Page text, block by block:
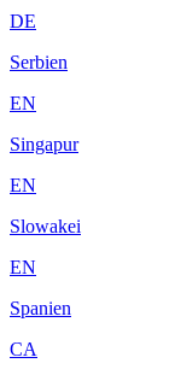
DE
Serbien
EN
Singapur
EN
Slowakei
EN
Spanien
CA